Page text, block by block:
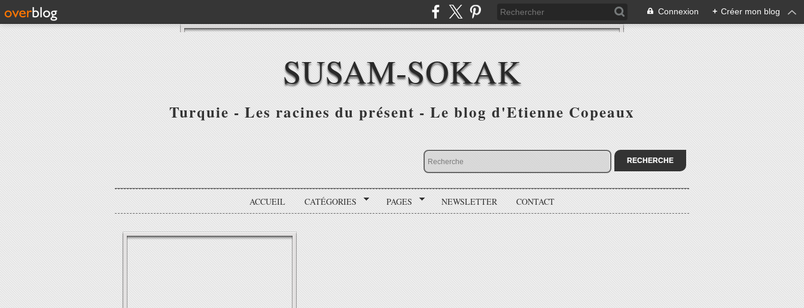
Connexion + Créer mon blog
SUSAM-SOKAK
Turquie - Les racines du présent - Le blog d'Etienne Copeaux
ACCUEIL CATÉGORIES PAGES NEWSLETTER CONTACT